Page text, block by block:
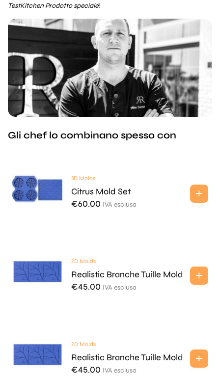
TestKitchen Prodotto speciale!
Gli chef lo combinano spesso con
3D Molds
Citrus Mold Set
€60.00 IVA esclusa
2D Molds
Realistic Branche Tuille Mold
€45.00 IVA esclusa
2D Molds
Realistic Branche Tuille Mold
€45.00 IVA esclusa